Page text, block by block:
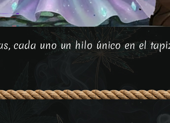
cada uno un hilo único en el